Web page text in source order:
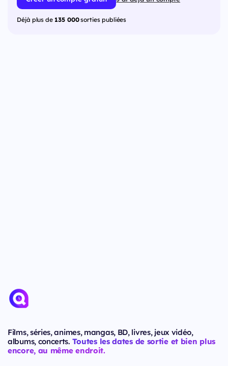
Déjà plus de 135 000sorties publiées
Films, séries, animes, mangas, BD, livres, jeux vidéo,
albums, concerts. Toutes les dates de sortie et bien plus
encore, au même endroit.